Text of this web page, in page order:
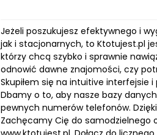
Jeżeli poszukujesz efektywnego i
jak i stacjonarnych, to Ktotujest.pl
którzy chcą szybko i sprawnie
odnowić dawne znajomości, czy
Skupiłem się na intuitive interfejsie
Dbamy o to, aby nasze bazy
pewnych numerów telefonów.
Zachęcamy Cię do samodzielnego